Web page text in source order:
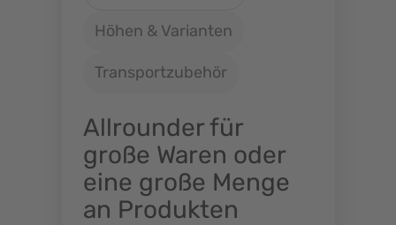
Höhen & Varianten
Transportzubehör
Allrounder für
große Waren oder
eine große Menge
an Produkten